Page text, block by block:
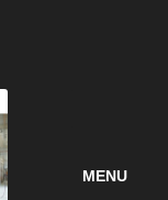
de Ferro Reta
de Telhado
MENU